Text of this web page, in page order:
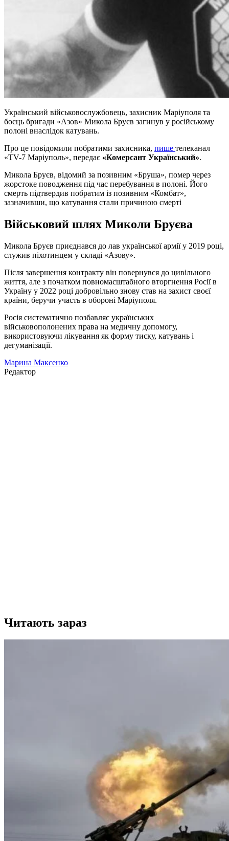
Український військовослужбовець, захисник Маріуполя та
боєць бригади «Азов» Микола Бруєв загинув у російському
полоні внаслідок катувань.
Про це повідомили побратими захисника, пише телеканал
«TV-7 Маріуполь», передає «Комерсант Український».
Микола Бруєв, відомий за позивним «Бруша», помер через
жорстоке поводження під час перебування в полоні. Його
смерть підтвердив побратим із позивним «Комбат»,
зазначивши, що катування стали причиною смерті
Військовий шлях Миколи Бруєва
Микола Бруєв приєднався до лав української армії у 2019 році,
служив піхотинцем у складі «Азову».
Після завершення контракту він повернувся до цивільного
життя, але з початком повномасштабного вторгнення Росії в
Україну у 2022 році добровільно знову став на захист своєї
країни, беручи участь в обороні Маріуполя.
Росія систематично позбавляє українських
військовополонених права на медичну допомогу,
використовуючи лікування як форму тиску, катувань і
дегуманізації.
Марина Максенко
Редактор
Читають зараз